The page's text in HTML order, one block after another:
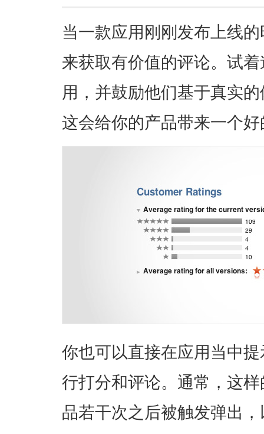
当一款应用刚刚发布上线
来获取有价值的评论。试
用，并鼓励他们基于真实
这会给你的产品带来一个
你也可以直接在应用当中
行打分和评论。通常，这
品若干次之后被触发弹出